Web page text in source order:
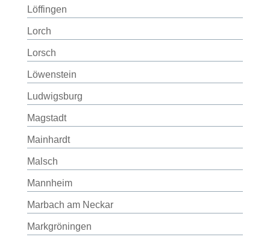
Löffingen
Lorch
Lorsch
Löwenstein
Ludwigsburg
Magstadt
Mainhardt
Malsch
Mannheim
Marbach am Neckar
Markgröningen